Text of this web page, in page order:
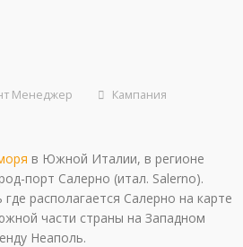
Менеджер
Кампания
в Южной Италии, в регионе
порт Салерно (итал. Salerno).
располагается Салерно на карте
части страны на Западном
Неаполь.